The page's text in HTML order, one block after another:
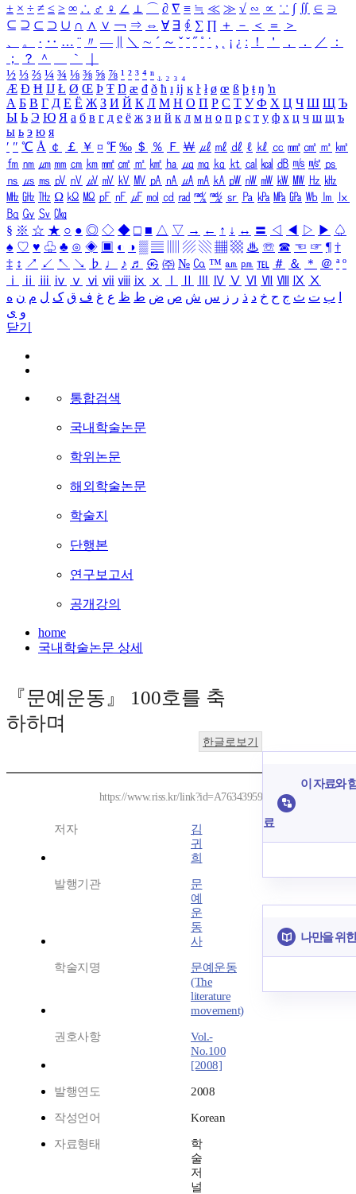
± × ÷ ≠ ≤ ≥ ∞ ∴ ♂ ♀ ∠ ⊥ ⌒ ∂ ∇ ≡ ≒ ≪ ≫ √ ∽ ∝ ∵ ∫ ∬ ∈ ∋
⊆ ⊇ ⊂ ⊃ ∪ ∩ ∧ ∨ ￢ ⇒ ⇔ ∀ ∃ ∮ ∑ ∏ ＋ － ＜ ＝
＞
、
。 · ‥ … ¨ 〃 ― ＼ ∼ ´ ～ ˇ ˘ ˝ ˚ ˙ ¸ ¡ ¿ ː ！ ＇ ， ． ／
：
；
？ ＾ ｀
½ ⅓ ⅔ ¼ ¾ ⅛ ⅜ ⅝ ⅞ ¹ ² ³ ⁴ ⁿ ₁ ₂ ₃ ₄
Æ Ð Ħ Ĳ Ł Ø Œ Þ Ŧ Ŋ æ đ ð ħ ı ĳ ĸ ŀ ł ø œ ß þ ŧ ŋ ŉ
А Б В Г Д Е Ё Ж З И Й К Л М Н О П Р С Т У Ф Х Ц Ч Ш Щ Ъ
Ы Ь Э Ю Я а б в г д е ё ж з и й к л м н о п р с т у ф х ц ч ш щ ъ
ы ь э ю я
′ ″ ℃ Å ￠ ￡ ￥ ¤ ℉ ‰ ＄ ％ Ｆ ￦ ㎕ ㎖ ㎗ ℓ ㎘ ㏄ ㎣ ㎤ ㎥ ㎦
㎙ ㎚ ㎛ ㎜ ㎝ ㎞ ㎟ ㎠ ㎡ ㎢ ㏊ ㎍ ㎎ ㎏ ㏏ ㎈ ㎉ ㏈ ㎧ ㎨ ㎰
㎱ ㎲ ㎳ ㎴ ㎵ ㎶ ㎷ ㎸ ㎹ ㎀ ㎁ ㎂ ㎃ ㎄ ㎺ ㎻ ㎽ ㎾ ㎿ ㎐ ㎑
㎒ ㎓ ㎔ Ω ㏀ ㏁ ㎊ ㎋ ㎌ ㏖ ㏅ ㎭ ㎮ ㎯ ㏛ ㎩ ㎪ ㎫ ㎬ ㏝ ㏐
㏓
㏃ ㏉ ㏜ ㏆
§ ※ ☆ ★ ○ ● ◎ ◇ ◆ □ ■ △ ▽ → ← ↑ ↓ ↔ 〓 ◁ ◀ ▷ ▶ ♤
♠ ♡ ♥ ♧ ♣ ⊙ ◈ ▣ ◐ ◑ ▒ ▤ ▨ ▧ ▦ ▩ ♨ ☏ ☎ ☜ ☞ ¶ †
‡ ↕ ↗ ↙ ↖ ↘ ♭ ♩ ♪ ♬ ㉿ ㈜ № ㏇ ™ ㏂ ㏘ ℡ ＃ ＆ ＊ ＠ ª º
ⅰ
ⅱ ⅲ ⅳ ⅴ ⅵ ⅶ ⅷ ⅸ ⅹ Ⅳ Ⅴ Ⅵ Ⅶ Ⅷ Ⅸ Ⅹ
ب ت ث ج ح خ د ذ ر ز س ش ص ض ط ظ ع غ ف ق ک ل م ن ه
و ی
닫기
통합검색
국내학술논문
학위논문
해외학술논문
학술지
단행본
연구보고서
공개강의
home
국내학술논문 상세
『문예운동』 100호를 축
하하며
한글로보기
https://www.riss.kr/link?id=A76343959
저자
김
귀
희
발행기관
문
예
운
동
사
학술지명
문예운동
(The
literature
movement)
권호사항
Vol.-
No.100
[2008]
발행연도 2008
작성언어 Korean
자료형태
학
술
저
널
이 자료와
료
나만을 위